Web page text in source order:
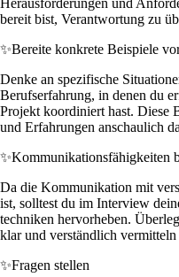
bereit bist, Verantwortung zu
✨Bereite konkrete Beispiele
Denke an spezifische
Berufserfahrung, in denen du
Projekt koordiniert hast. Diese
und Erfahrungen anschaulich
✨Kommunikationsfähigkeiten
Da die Kommunikation mit
ist, solltest du im Interview
techniken hervorheben.
klar und verständlich vermitteln
✨Fragen stellen